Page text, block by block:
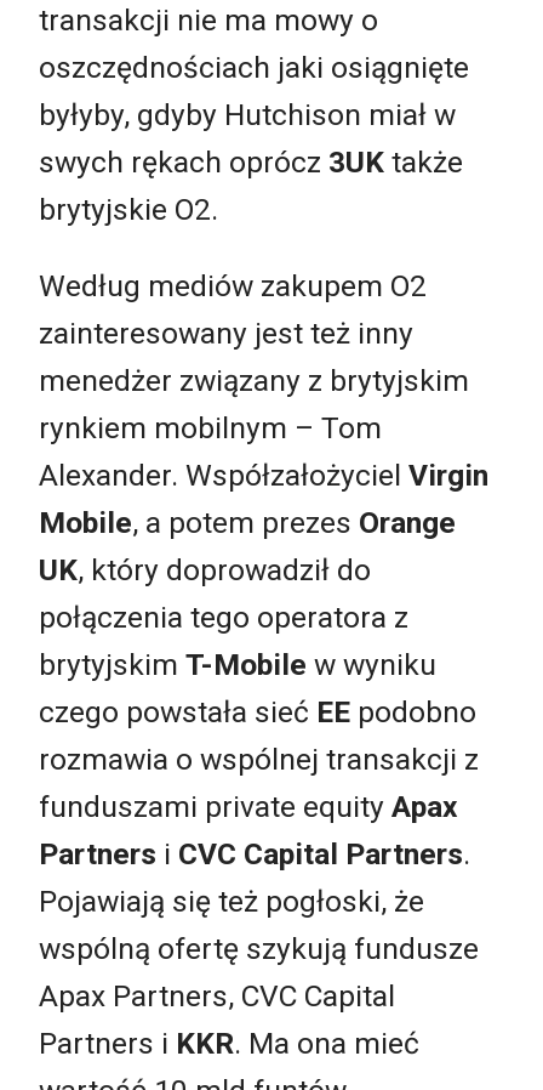
transakcji nie ma mowy o
oszczędnościach jaki osiągnięte
byłyby, gdyby Hutchison miał w
swych rękach oprócz 3UK także
brytyjskie O2.
Według mediów zakupem O2
zainteresowany jest też inny
menedżer związany z brytyjskim
rynkiem mobilnym – Tom
Alexander. Współzałożyciel Virgin
Mobile, a potem prezes Orange
UK, który doprowadził do
połączenia tego operatora z
brytyjskim T-Mobile w wyniku
czego powstała sieć EE podobno
rozmawia o wspólnej transakcji z
funduszami private equity Apax
Partners i CVC Capital Partners.
Pojawiają się też pogłoski, że
wspólną ofertę szykują fundusze
Apax Partners, CVC Capital
Partners i KKR. Ma ona mieć